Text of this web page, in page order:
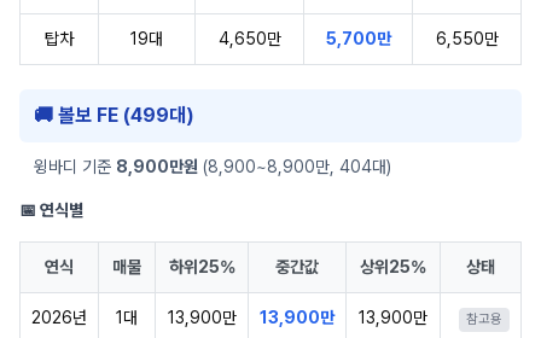
탑차 19대 4,650만 5,700만 6,550만
🚚 볼보 FE (499대)
윙바디 기준 8,900만원 (8,900~8,900만, 404대)
📅 연식별
연식 매물 하위25% 중간값 상위25% 상태
2026년 1대 13,900만 13,900만 13,900만 참고용